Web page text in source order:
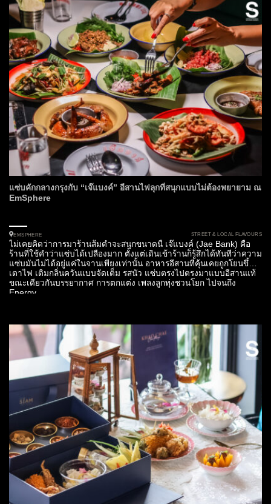
แซ่บคักกลางกรุงกับ “เจ๊แบงค์” อีสานไฟลุกที่สนุกแบบไม่ต้องพยายาม ณ
EmSphere
EMSPHERE STREET & LOCAL FLAVOURS
ไม่เคยคิดว่าการมาร้านส้มตำจะสนุกขนาดนี้ เจ๊แบงค์ (Jae Bank) คือ
ร้านที่ใช้คำว่าแซ่บได้เปลืองมาก ตั้งแต่เดินเข้าร้านก็รู้สึกได้ทันทีว่าความ
แซ่บมันไม่ได้อยู่แค่ในจานเพียงเท่านั้น อาหารอีสานที่คุ้นเคยถูกโยนขึ้น
เตาไฟ เติมกลิ่นควันแบบจัดเต็ม รสนัว แซ่บตรงไปตรงมาแบบอีสานแท้
ขณะเดียวกันบรรยากาศ การตกแต่ง เพลงลูกทุ่งชวนโยก ไปจนถึง
Energy...